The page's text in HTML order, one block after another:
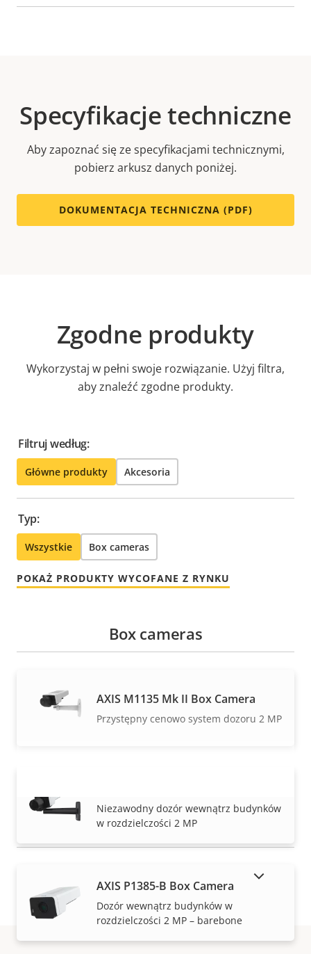
Specyfikacje techniczne
Aby zapoznać się ze specyfikacjami technicznymi,
pobierz arkusz danych poniżej.
DOKUMENTACJA TECHNICZNA (PDF)
Zgodne produkty
Wykorzystaj w pełni swoje rozwiązanie. Użyj filtra,
aby znaleźć zgodne produkty.
Filtruj według:
Główne produkty Akcesoria
Typ:
Wszystkie Box cameras
POKAŻ PRODUKTY WYCOFANE Z RYNKU
WYŚWIETL WIĘCEJ
Box cameras
AXIS M1135 Mk II Box Camera
Przystępny cenowo system dozoru 2 MP
Niezawodny dozór wewnątrz budynków
w rozdzielczości 2 MP
AXIS P1385-B Box Camera
Dozór wewnątrz budynków w
rozdzielczości 2 MP – barebone